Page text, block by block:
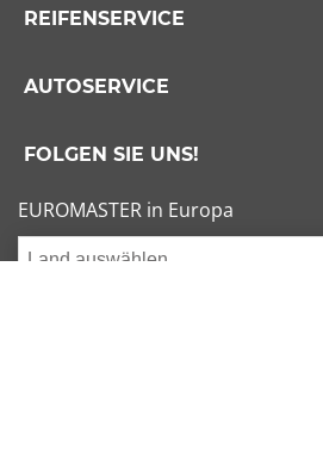
REIFENSERVICE
AUTOSERVICE
FOLGEN SIE UNS!
EUROMASTER in Europa
Land auswählen